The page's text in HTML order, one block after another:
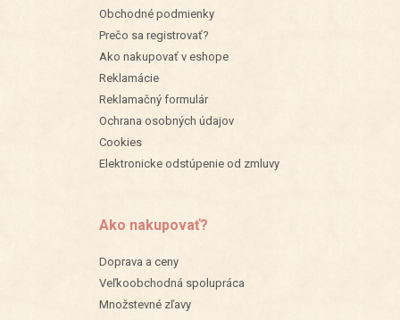
Obchodné podmienky
Prečo sa registrovať?
Ako nakupovať v eshope
Reklamácie
Reklamačný formulár
Ochrana osobných údajov
Cookies
Elektronicke odstúpenie od zmluvy
Ako nakupovať?
Doprava a ceny
Veľkoobchodná spolupráca
Množstevné zľavy